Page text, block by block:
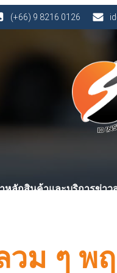
(+66) 9 8216 0126
หลักสินค้าและบริการข่าว
ม ๆ พ